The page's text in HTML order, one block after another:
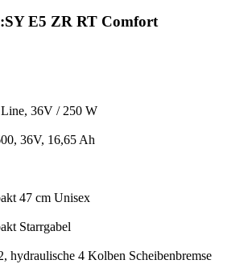
E5 ZR RT Comfort
36V / 250 W
36V, 16,65 Ah
47 cm Unisex
Starrgabel
4 Kolben Scheibenbremse